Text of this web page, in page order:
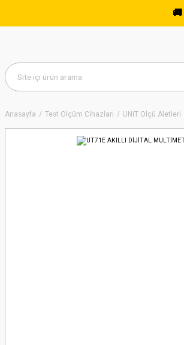
🚚
Anasayfa Test Ölçüm Cihazları UNİT Ölçü Aletleri